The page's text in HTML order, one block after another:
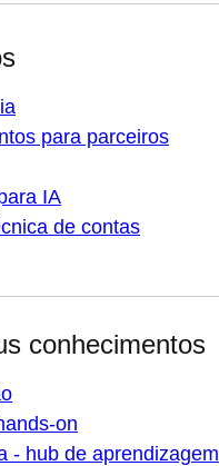
para parceiros
IA
de contas
conhecimentos
on
- hub de aprendizagem